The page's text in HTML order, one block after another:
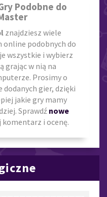
Podobne do
znajdziesz wiele
online podobnych do
wszystkie i wybierz
grając w nią na
Prosimy o
gier, dzięki
jakie gry mamy
Sprawdź nowe
komentarz i ocenę.